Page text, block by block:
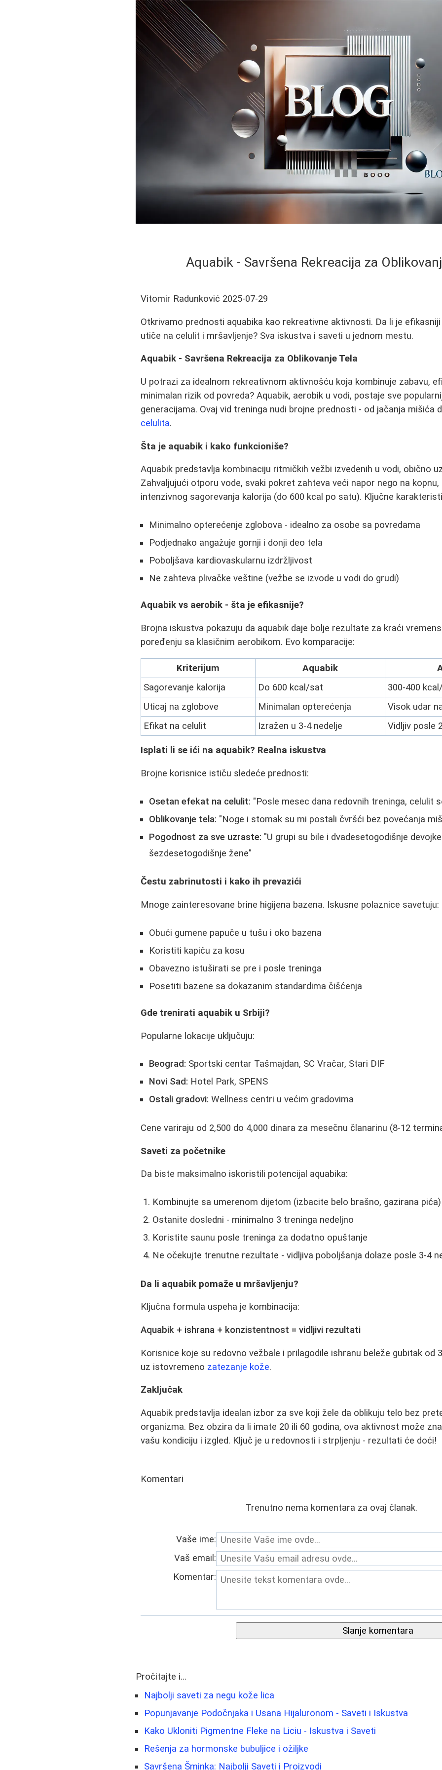
Aquabik - Savršena Rekreacija za
Vitomir Radunković 2025-07-29
Otkrivamo prednosti aquabika kao rekreativne aktivnosti. Da li je
utiče na celulit i mršavljenje? Sva iskustva i saveti u jednom mestu.
Aquabik - Savršena Rekreacija za Oblikovanje Tela
U potrazi za idealnom rekreativnom aktivnošću koja kombinuje zabavu,
minimalan rizik od povreda? Aquabik, aerobik u vodi, postaje sve
generacijama. Ovaj vid treninga nudi brojne prednosti - od jačanja mišića
celulita.
Šta je aquabik i kako funkcioniše?
Aquabik predstavlja kombinaciju ritmičkih vežbi izvedenih u vodi, obično
Zahvaljujući otporu vode, svaki pokret zahteva veći napor nego na
intenzivnog sagorevanja kalorija (do 600 kcal po satu). Ključne
Minimalno opterećenje zglobova - idealno za osobe sa povredama
Podjednako angažuje gornji i donji deo tela
Poboljšava kardiovaskularnu izdržljivost
Ne zahteva plivačke veštine (vežbe se izvode u vodi do grudi)
Aquabik vs aerobik - šta je efikasnije?
Brojna iskustva pokazuju da aquabik daje bolje rezultate za kraći
poređenju sa klasičnim aerobikom. Evo komparacije:
Kriterijum Aquabik
Sagorevanje kalorija
Do 600 kcal/sat
300-400
Uticaj na zglobove
Minimalan opterećenja
Visok udar
Efikat na celulit
Izražen u 3-4 nedelje Vidljiv posle
Isplati li se ići na aquabik? Realna iskustva
Brojne korisnice ističu sledeće prednosti:
Osetan efekat na celulit: "Posle mesec dana redovnih treninga, celulit
Oblikovanje tela: "Noge i stomak su mi postali čvršći bez povećanja
Pogodnost za sve uzraste: "U grupi su bile i dvadesetogodišnje
šezdesetogodišnje žene"
Čestu zabrinutosti i kako ih prevazići
Mnoge zainteresovane brine higijena bazena. Iskusne polaznice savetuju:
Obući gumene papuče u tušu i oko bazena
Koristiti kapiču za kosu
Obavezno istuširati se pre i posle treninga
Posetiti bazene sa dokazanim standardima čišćenja
Gde trenirati aquabik u Srbiji?
Popularne lokacije uključuju:
Beograd: Sportski centar Tašmajdan, SC Vračar, Stari DIF
Novi Sad: Hotel Park, SPENS
Ostali gradovi: Wellness centri u većim gradovima
Cene variraju od 2,500 do 4,000 dinara za mesečnu članarinu (8-12
Saveti za početnike
Da biste maksimalno iskoristili potencijal aquabika:
Kombinujte sa umerenom dijetom (izbacite belo brašno, gazirana pića)
Ostanite dosledni - minimalno 3 treninga nedeljno
Koristite saunu posle treninga za dodatno opuštanje
Ne očekujte trenutne rezultate - vidljiva poboljšanja dolaze posle 3-4
Da li aquabik pomaže u mršavljenju?
Ključna formula uspeha je kombinacija:
Aquabik + ishrana + konzistentnost = vidljivi rezultati
Korisnice koje su redovno vežbale i prilagodile ishranu beleže gubitak od
uz istovremeno zatezanje kože.
Zaključak
Aquabik predstavlja idealan izbor za sve koji žele da oblikuju telo bez
organizma. Bez obzira da li imate 20 ili 60 godina, ova aktivnost može
vašu kondiciju i izgled. Ključ je u redovnosti i strpljenju - rezultati će doći!
Komentari
Trenutno nema komentara za ovaj članak.
Vaše ime:
Vaš email:
Komentar:
Slanje komentara
Pročitajte i...
Najbolji saveti za negu kože lica
Popunjavanje Podočnjaka i Usana Hijaluronom - Saveti i Iskustva
Kako Ukloniti Pigmentne Fleke na Liciu - Iskustva i Saveti
Rešenja za hormonske bubuljice i ožiljke
Savršena Šminka: Najbolji Saveti i Proizvodi